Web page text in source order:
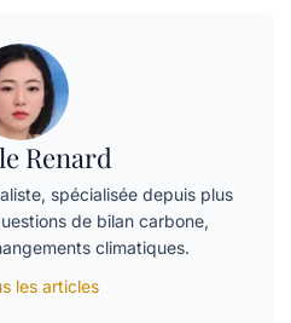
Renard
spécialisée depuis plus
de bilan carbone,
climatiques.
les articles